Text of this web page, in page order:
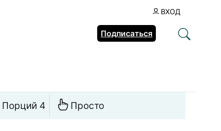
ВХОД
Подписаться
Порций 4 Просто